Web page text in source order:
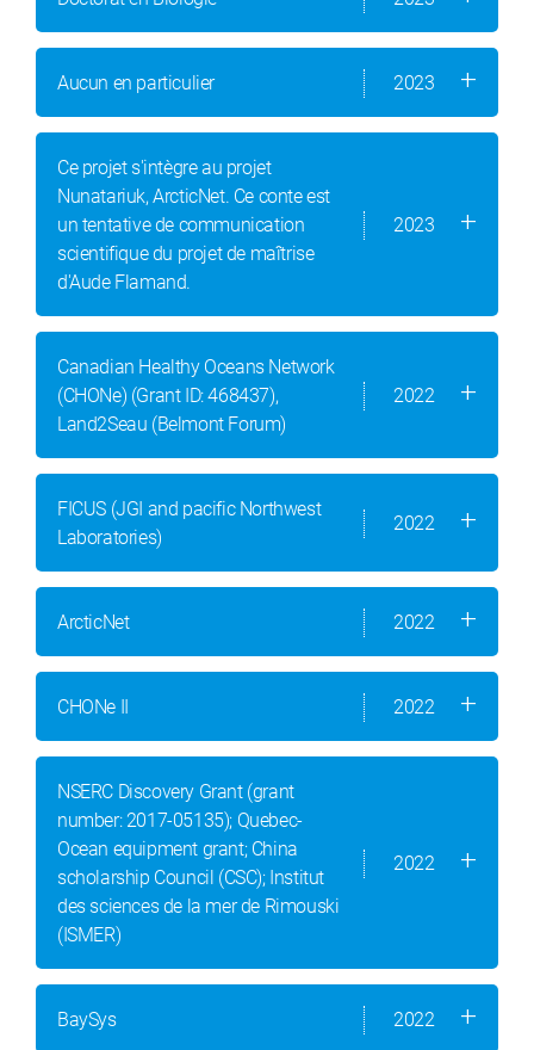
Aucun en particulier 2023
Ce projet s'intègre au projet
Nunatariuk, ArcticNet. Ce conte est
un tentative de communication
scientifique du projet de maîtrise
d'Aude Flamand.
2023
Canadian Healthy Oceans Network
(CHONe) (Grant ID: 468437),
Land2Seau (Belmont Forum)
2022
FICUS (JGI and pacific Northwest
Laboratories)
2022
ArcticNet 2022
CHONe II 2022
NSERC Discovery Grant (grant
number: 2017-05135); Quebec-
Ocean equipment grant; China
scholarship Council (CSC); Institut
des sciences de la mer de Rimouski
(ISMER)
2022
BaySys 2022